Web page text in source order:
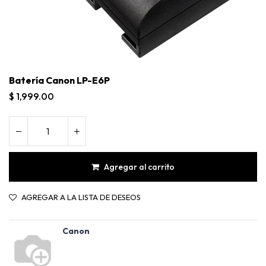
Batería Canon LP-E6P
$ 1,999.00
Agregar al carrito
AGREGAR A LA LISTA DE DESEOS
Canon